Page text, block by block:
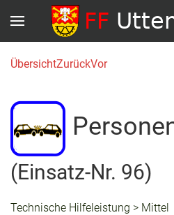
ÜbersichtZurückVor
(Einsatz-Nr. 96)
Technische Hilfeleistung > Mittel